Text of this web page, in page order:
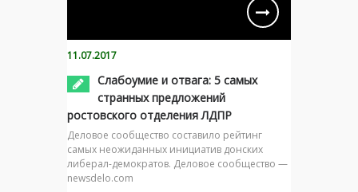
11.07.2017
Слабоумие и отвага: 5 самых
странных предложений
ростовского отделения ЛДПР
Деловое сообщество составило рейтинг
самых неожиданных инициатив донских
либерал-демократов. Деловое сообщество —
newsdelo.com